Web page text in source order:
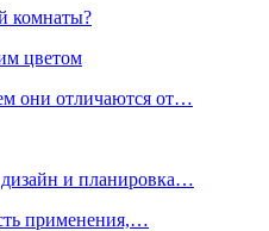
комнаты?
цветом
они отличаются от…
и планировка…
применения,…